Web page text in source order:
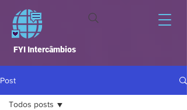
FYI Intercâmbios
Post
Todos posts